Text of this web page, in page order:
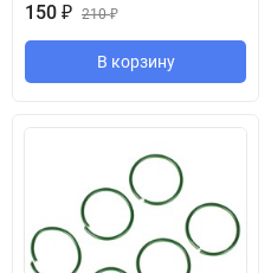
150 ₽ 210₽
В корзину